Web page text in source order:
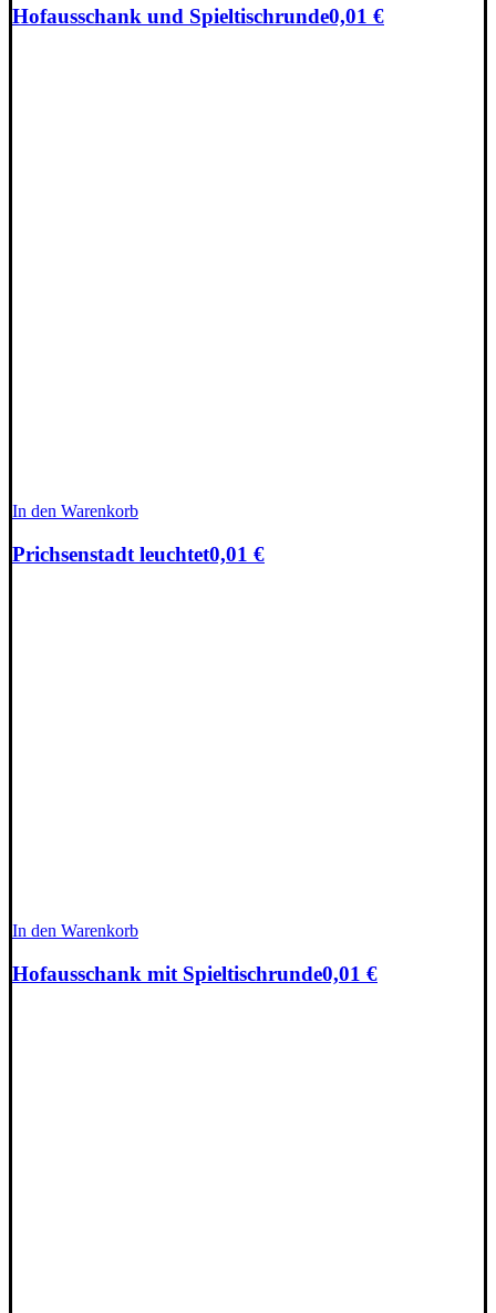
Hofausschank und Spieltischrunde0,01 €
In den Warenkorb
Prichsenstadt leuchtet0,01 €
In den Warenkorb
Hofausschank mit Spieltischrunde0,01 €